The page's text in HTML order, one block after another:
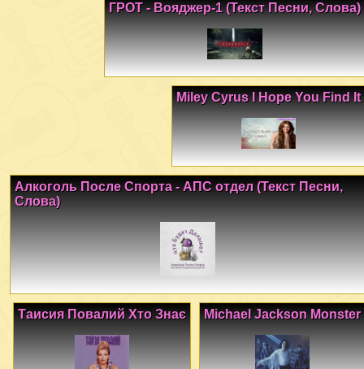
ГРОТ - Вояджер-1 (Текст Песни, Слова)
Miley Cyrus I Hope You Find It
Алкоголь После Спорта - АПС отдел (Текст Песни,
Слова)
Michael Jackson Monster
Таисия Повалий Хто Знає